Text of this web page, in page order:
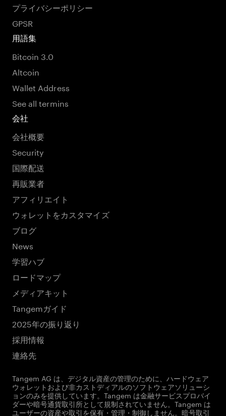
プライバシーポリシー
GPSR
用語集
Bitcoin 3.0
Altcoin
Wallet Address
See all termins
会社
会社概要
Security
国際配送
再販業者
アフィリエイト
ウォレットをカスタマイズ
ブログ
News
学習ハブ
ロードマップ
メディアキット
Tangemガイド
2025年の振り返り
採用情報
連絡先
Tangem AG は、デジタル資産の管理のために、ハードウェア
ウォレットおよび非カストディアルのソフトウェアソリューシ
ョンのみを提供しています。Tangem は金融サービスプロバイ
ダーや暗号通貨取引所として規制されていません。Tangem は
ユーザーの資産や取引を保有・管理・制御しません。暗号取引